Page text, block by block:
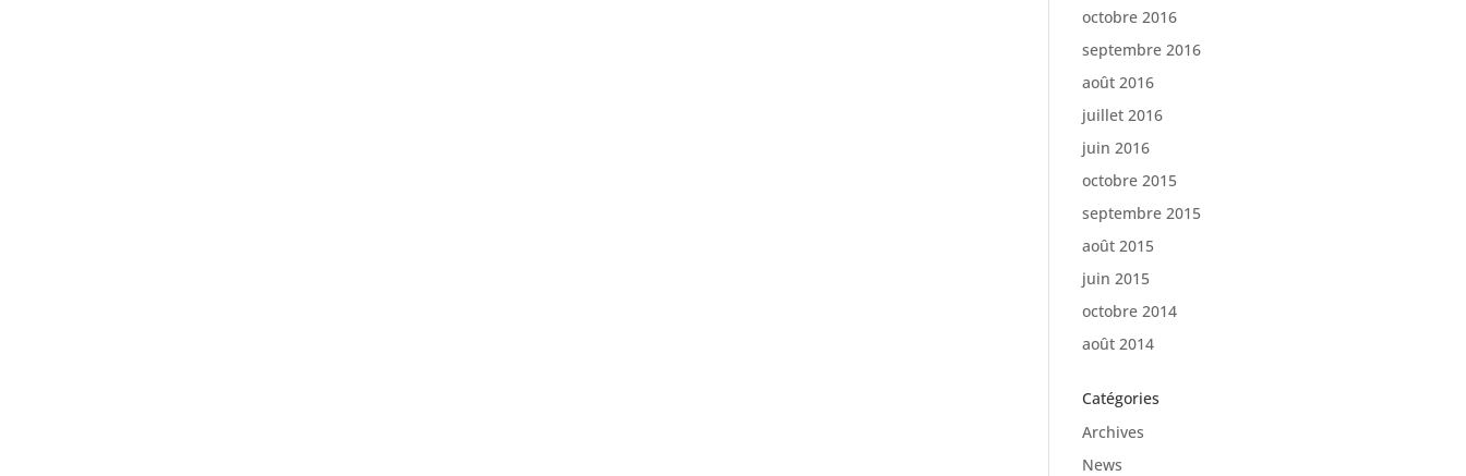
octobre 2016
septembre 2016
août 2016
juillet 2016
juin 2016
octobre 2015
septembre 2015
août 2015
juin 2015
octobre 2014
août 2014
Catégories
Archives
News